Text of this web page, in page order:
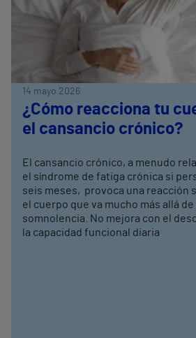
14 mayo 2026
¿Cómo reacciona tu
el cansancio crónico?
El cansancio crónico, a menudo
el síndrome de fatiga crónica si
seis meses, provoca una reacción
el cuerpo que va mucho más allá
somnolencia. No mejora con el
la capacidad funcional diaria